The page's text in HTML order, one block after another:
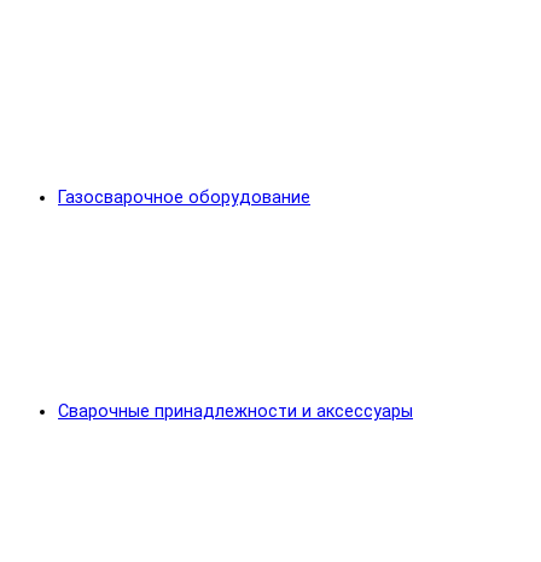
Газосварочное оборудование
Сварочные принадлежности и аксессуары